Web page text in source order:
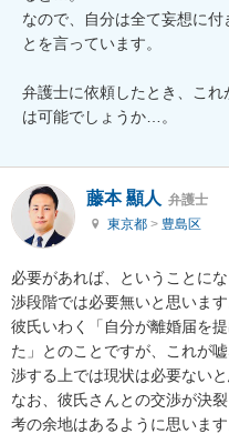
なので、自分は全て妄想に
とを言っています。
弁護士に依頼したとき、こ
は可能でしょうか…。
藤本 顯人 弁護士
東京都 > 豊島区
必要があれば、ということに
渉段階では必要無いと思います
彼氏いわく「自分が離婚届を
た」とのことですが、これが
渉する上では現状は必要ないと
なお、彼氏さんとの交渉が決
考の余地はあるように思います